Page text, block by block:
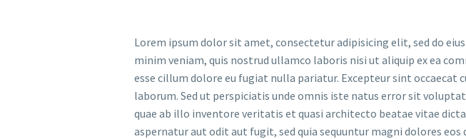
Lorem ipsum dolor sit amet, consectetur adipisicing elit, sed do
minim veniam, quis nostrud ullamco laboris nisi ut aliquip ex ea
esse cillum dolore eu fugiat nulla pariatur. Excepteur sint
laborum. Sed ut perspiciatis unde omnis iste natus error sit
quae ab illo inventore veritatis et quasi architecto beatae vitae
aspernatur aut odit aut fugit, sed quia sequuntur magni dolores